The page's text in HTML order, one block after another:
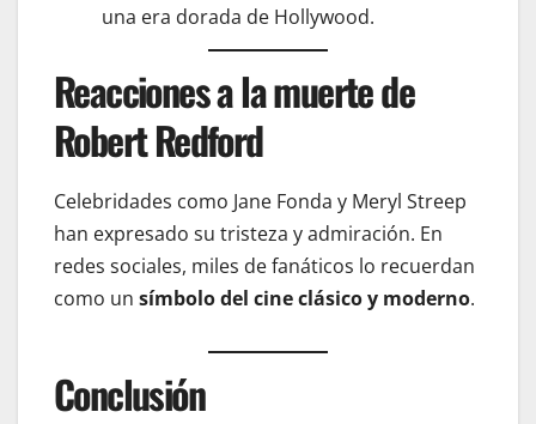
una era dorada de Hollywood.
Reacciones a la muerte de
Robert Redford
Celebridades como Jane Fonda y Meryl Streep
han expresado su tristeza y admiración. En
redes sociales, miles de fanáticos lo recuerdan
como un símbolo del cine clásico y moderno.
Conclusión